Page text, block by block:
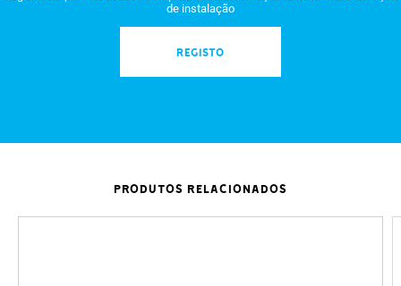
de instalação
REGISTO
PRODUTOS RELACIONADOS